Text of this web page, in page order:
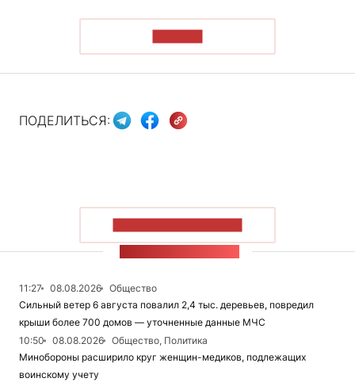
ПОДЕЛИТЬСЯ:
11:27 08.08.2026
Общество
Сильный ветер 6 августа повалил 2,4 тыс. деревьев, повредил
крыши более 700 домов — уточненные данные МЧС
10:50
08.08.2026
Общество, Политика
Минобороны расширило круг женщин-медиков, подлежащих
воинскому учету